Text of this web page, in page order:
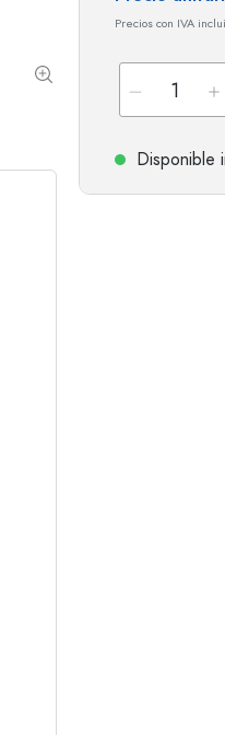
Precios con IVA
Disponible